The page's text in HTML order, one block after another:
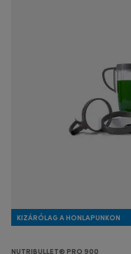
KIZÁRÓLAG A HONLAPUNKON
NUTRIBULLET® PRO 900